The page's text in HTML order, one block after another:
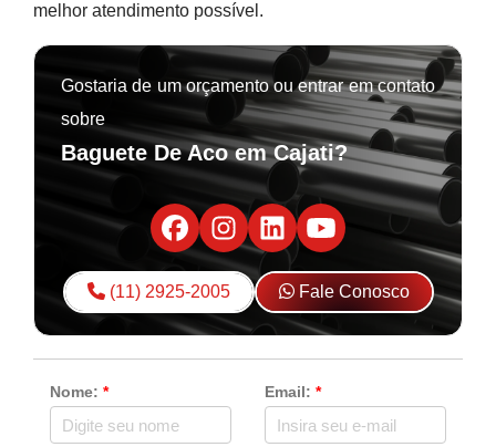
melhor atendimento possível.
Gostaria de um orçamento ou entrar em contato
sobre
Baguete De Aco em Cajati?
(11) 2925-2005 Fale Conosco
Nome: * Email: *